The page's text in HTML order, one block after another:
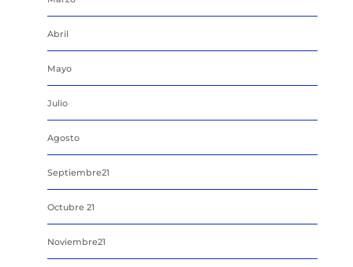
Abril
Mayo
Julio
Agosto
Septiembre21
Octubre 21
Noviembre21